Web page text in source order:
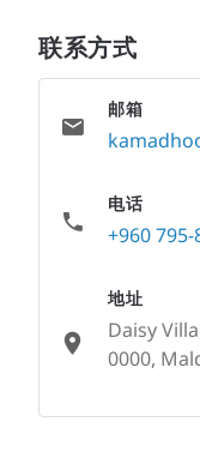
联系方式
邮箱
电话
+960 795-
地址
Daisy
0000,